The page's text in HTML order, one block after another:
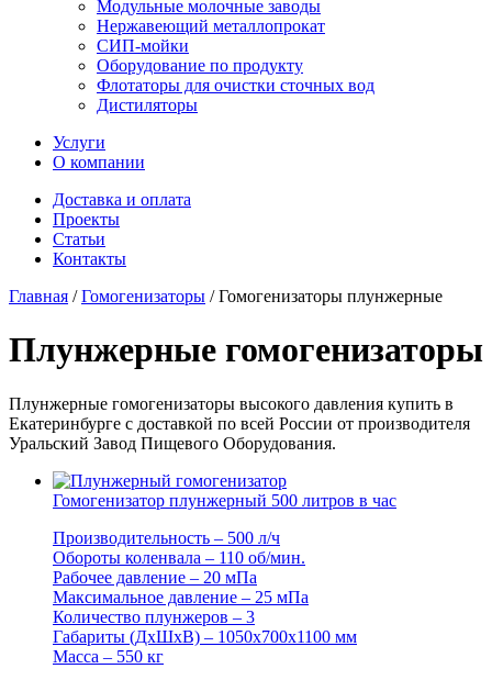
Модульные молочные заводы
Нержавеющий металлопрокат
СИП-мойки
Оборудование по продукту
Флотаторы для очистки сточных вод
Дистиляторы
Услуги
О компании
Доставка и оплата
Проекты
Статьи
Контакты
Главная /Гомогенизаторы /Гомогенизаторы плунжерные
Плунжерные гомогенизаторы
Плунжерные гомогенизаторы высокого давления купить в
Екатеринбурге с доставкой по всей России от производителя
Уральский Завод Пищевого Оборудования.
Гомогенизатор плунжерный 500 литров в час
Производительность – 500 л/ч
Обороты коленвала – 110 об/мин.
Рабочее давление – 20 мПа
Максимальное давление – 25 мПа
Количество плунжеров – 3
Габариты (ДxШxВ) – 1050x700x1100 мм
Масса – 550 кг